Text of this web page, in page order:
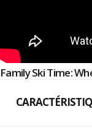
Family Ski Time: